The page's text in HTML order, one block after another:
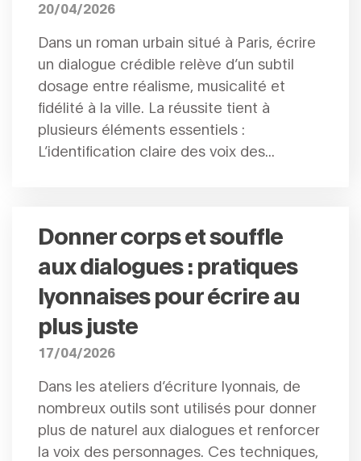
20/04/2026
Dans un roman urbain situé à Paris, écrire
un dialogue crédible relève d’un subtil
dosage entre réalisme, musicalité et
fidélité à la ville. La réussite tient à
plusieurs éléments essentiels :
L’identification claire des voix des...
Donner corps et souffle
aux dialogues : pratiques
lyonnaises pour écrire au
plus juste
17/04/2026
Dans les ateliers d’écriture lyonnais, de
nombreux outils sont utilisés pour donner
plus de naturel aux dialogues et renforcer
la voix des personnages. Ces techniques,